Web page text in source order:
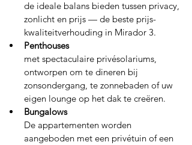
de ideale balans bieden tussen privacy,
zonlicht en prijs — de beste prijs-
kwaliteitverhouding in Mirador 3.
Penthouses
met spectaculaire privésolariums,
ontworpen om te dineren bij
zonsondergang, te zonnebaden of uw
eigen lounge op het dak te creëren.
Bungalows
De appartementen worden
aangeboden met een privétuin of een